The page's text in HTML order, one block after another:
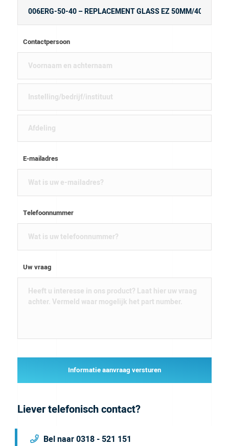
Contactpersoon
E-mailadres
Telefoonnummer
Uw vraag
Informatie aanvraag versturen
Liever telefonisch contact?
Bel naar 0318 - 521 151